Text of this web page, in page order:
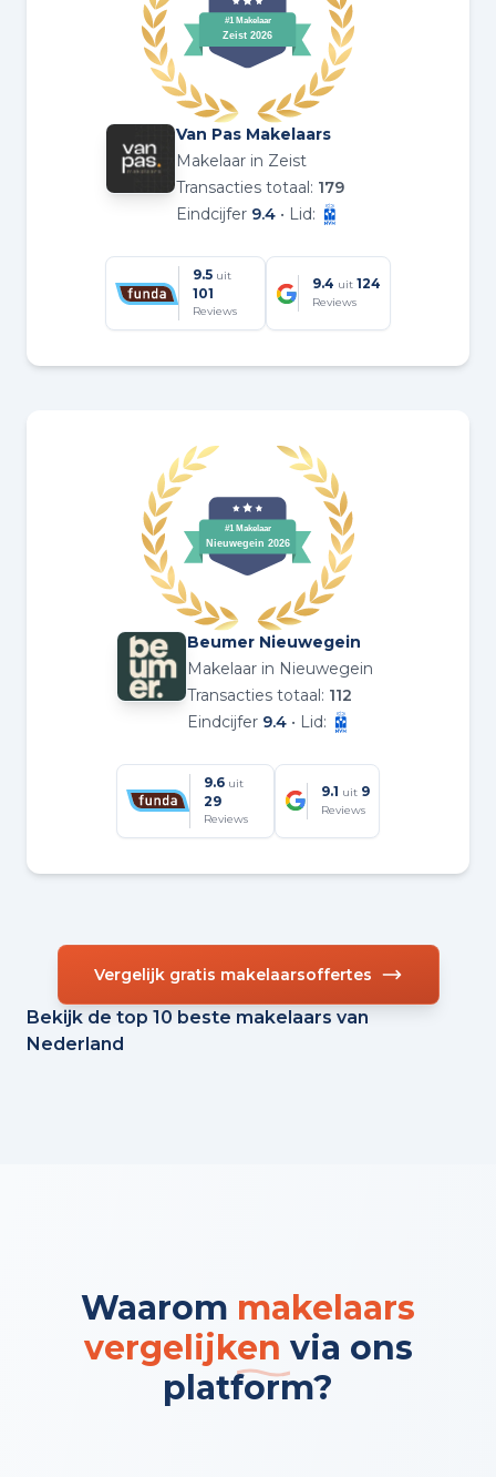
Van Pas Makelaars
Makelaar in Zeist
Transacties totaal: 179
Eindcijfer 9.4 • Lid:
9.5 uit
101
Reviews
9.4 uit 124
Reviews
Beumer Nieuwegein
Makelaar in Nieuwegein
Transacties totaal: 112
Eindcijfer 9.4 • Lid:
9.6 uit
29
Reviews
9.1 uit 9
Reviews
Vergelijk gratis makelaarsoffertes
Bekijk de top 10 beste makelaars van
Nederland
Waarom makelaars
vergelijken via ons
platform?